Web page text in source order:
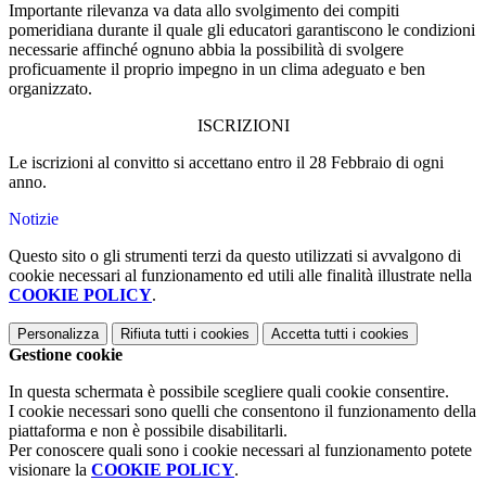
Importante rilevanza va data allo svolgimento dei compiti
pomeridiana durante il quale gli educatori garantiscono le condizioni
necessarie affinché ognuno abbia la possibilità di svolgere
proficuamente il proprio impegno in un clima adeguato e ben
organizzato.
ISCRIZIONI
Le iscrizioni al convitto si accettano entro il 28 Febbraio di ogni
anno.
Notizie
Questo sito o gli strumenti terzi da questo utilizzati si avvalgono di
cookie necessari al funzionamento ed utili alle finalità illustrate nella
COOKIE POLICY.
Personalizza Rifiuta tutti i cookies Accetta tutti i cookies
Gestione cookie
In questa schermata è possibile scegliere quali cookie consentire.
I cookie necessari sono quelli che consentono il funzionamento della
piattaforma e non è possibile disabilitarli.
Per conoscere quali sono i cookie necessari al funzionamento potete
visionare la COOKIE POLICY.